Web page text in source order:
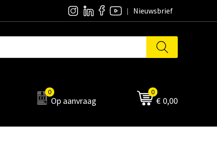
Nieuwsbrief
0
Op aanvraag
0
€ 0,00